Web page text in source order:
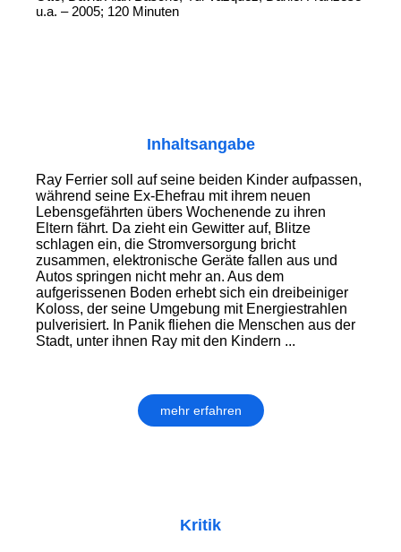
u.a. – 2005; 120 Minuten
Inhaltsangabe
Ray Ferrier soll auf seine beiden Kinder aufpassen,
während seine Ex-Ehefrau mit ihrem neuen
Lebensgefährten übers Wochenende zu ihren
Eltern fährt. Da zieht ein Gewitter auf, Blitze
schlagen ein, die Stromversorgung bricht
zusammen, elektronische Geräte fallen aus und
Autos springen nicht mehr an. Aus dem
aufgerissenen Boden erhebt sich ein dreibeiniger
Koloss, der seine Umgebung mit Energiestrahlen
pulverisiert. In Panik fliehen die Menschen aus der
Stadt, unter ihnen Ray mit den Kindern ...
mehr erfahren
Kritik